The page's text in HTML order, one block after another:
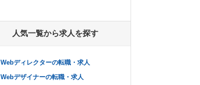
人気一覧から求人を探す
Webディレクターの転職・求人
Webデザイナーの転職・求人